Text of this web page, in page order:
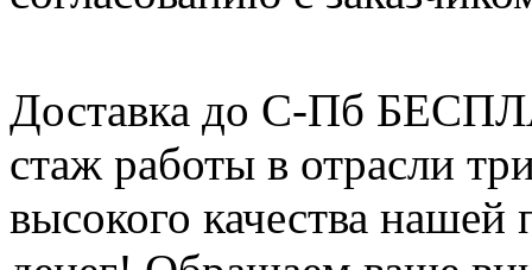
Доставка до С-Пб
стаж работы в отрасли
высокого качества